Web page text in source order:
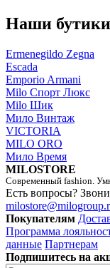
Наши бутики
Ermenegildo Zegna
Escada
Emporio Armani
Milo Спорт Люкс
Milo Шик
Мило Винтаж
VICTORIA
MILO ORO
Мило Время
MILOSTORE
Современный fashion.
Есть вопросы?
Покупателям
Программа
данные Партнерам
Подпишитесь на